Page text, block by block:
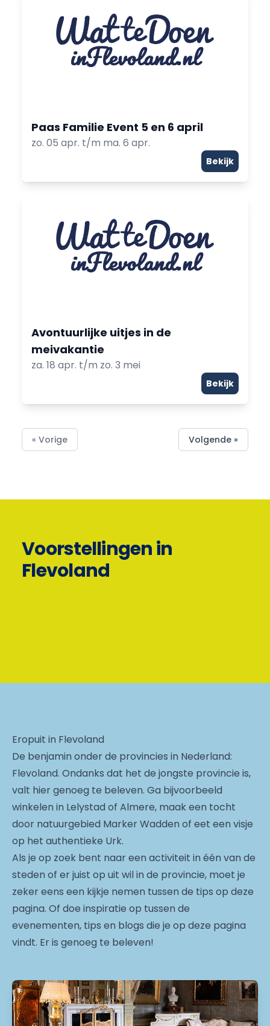
Paas Familie Event 5 en 6 april
zo. 05 apr. t/m ma. 6 apr.
Bekijk
Avontuurlijke uitjes in de
meivakantie
za. 18 apr. t/m zo. 3 mei
Bekijk
« Vorige Volgende »
Voorstellingen in
Flevoland
Eropuit in Flevoland
De benjamin onder de provincies in Nederland:
Flevoland. Ondanks dat het de jongste provincie is,
valt hier genoeg te beleven. Ga bijvoorbeeld
winkelen in Lelystad of Almere, maak een tocht
door natuurgebied Marker Wadden of eet een visje
op het authentieke Urk.
Als je op zoek bent naar een activiteit in één van de
steden of er juist op uit wil in de provincie, moet je
zeker eens een kijkje nemen tussen de tips op deze
pagina. Of doe inspiratie op tussen de
evenementen, tips en blogs die je op deze pagina
vindt. Er is genoeg te beleven!